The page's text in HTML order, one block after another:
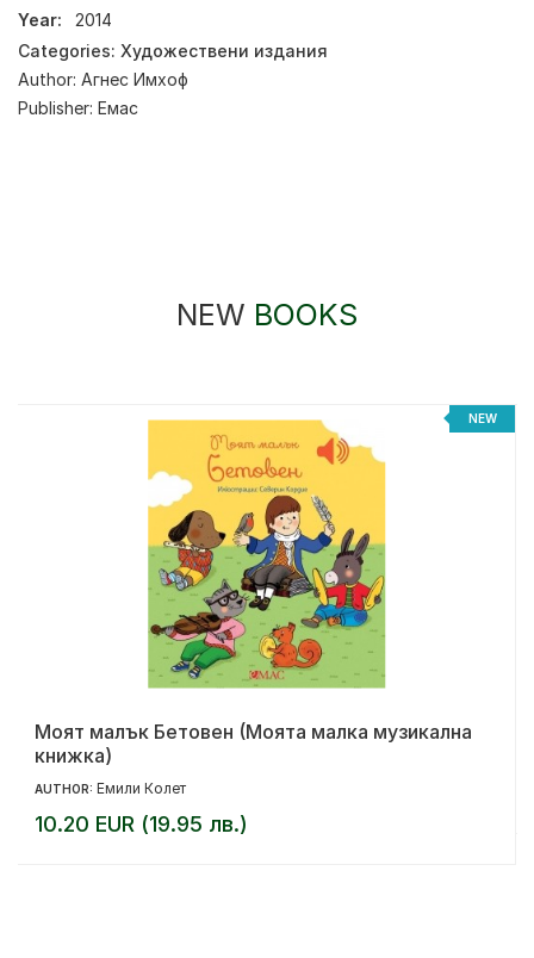
Year:
2014
Categories: Художествени издания
Author: Агнес Имхоф
Publisher: Емас
NEW BOOKS
NEW
Моят малък Бетовен (Моята малка музикална
книжка)
AUTHOR: Емили Колет
10.20 EUR (19.95 лв.)